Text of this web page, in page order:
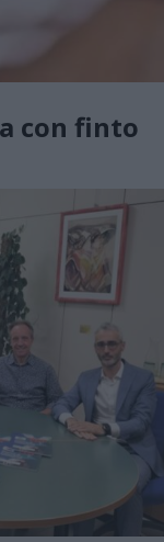
con finto